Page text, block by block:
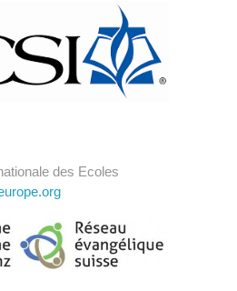
des Ecoles